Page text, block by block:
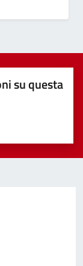
su questa